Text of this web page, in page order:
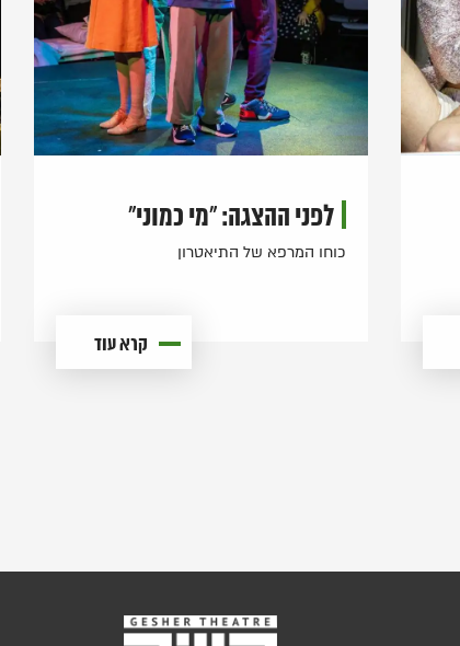
לפני ההצגה: "מי כמוני"
כוחו המרפא של התיאטרון
קרא עוד